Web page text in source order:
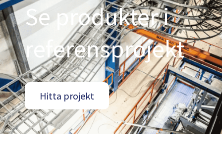
Se produkter i
referensprojekt
Hitta projekt